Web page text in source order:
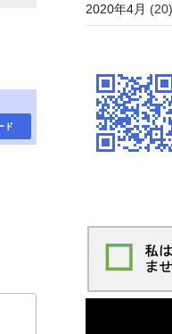
ド
2020年4月 (20)